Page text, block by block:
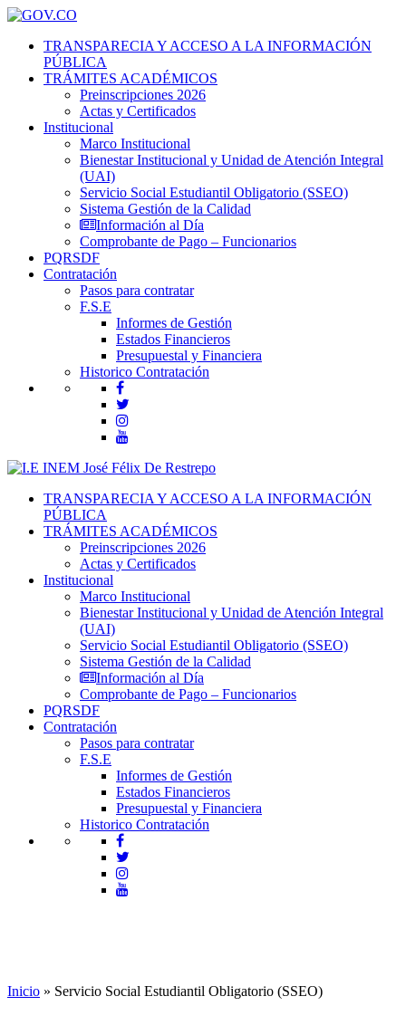
TRANSPARECIA Y ACCESO A LA INFORMACIÓN
PÚBLICA
TRÁMITES ACADÉMICOS
Preinscripciones 2026
Actas y Certificados
Institucional
Marco Institucional
Bienestar Institucional y Unidad de Atención Integral
(UAI)
Servicio Social Estudiantil Obligatorio (SSEO)
Sistema Gestión de la Calidad
Información al Día
Comprobante de Pago – Funcionarios
PQRSDF
Contratación
Pasos para contratar
F.S.E
Informes de Gestión
Estados Financieros
Presupuestal y Financiera
Historico Contratación
TRANSPARECIA Y ACCESO A LA INFORMACIÓN
PÚBLICA
TRÁMITES ACADÉMICOS
Preinscripciones 2026
Actas y Certificados
Institucional
Marco Institucional
Bienestar Institucional y Unidad de Atención Integral
(UAI)
Servicio Social Estudiantil Obligatorio (SSEO)
Sistema Gestión de la Calidad
Información al Día
Comprobante de Pago – Funcionarios
PQRSDF
Contratación
Pasos para contratar
F.S.E
Informes de Gestión
Estados Financieros
Presupuestal y Financiera
Historico Contratación
Inicio » Servicio Social Estudiantil Obligatorio (SSEO)